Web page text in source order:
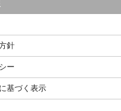
針
ー
基づく表示